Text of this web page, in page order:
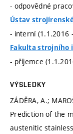
- odpovědné
Ústav
- interní (1.1.2016
Fakulta strojního
- příjemce
VÝSLEDKY
ZÁDĚRA, A.;
Prediction of the
austenitic